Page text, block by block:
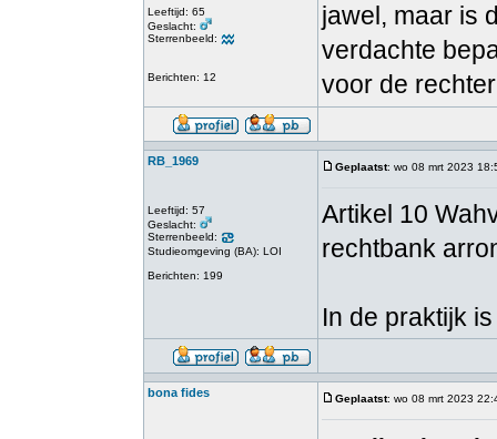
Leeftijd: 65
Geslacht:
Sterrenbeeld:
Berichten: 12
jawel, maar is
verdachte
voor de
RB_1969
Leeftijd: 57
Geslacht:
Sterrenbeeld:
Studieomgeving (BA): LOI
Berichten: 199
Geplaatst: wo 08 mrt 2023
Artikel 10
rechtbank
In de praktijk
bona fides Geplaatst: wo 08 mrt 2023